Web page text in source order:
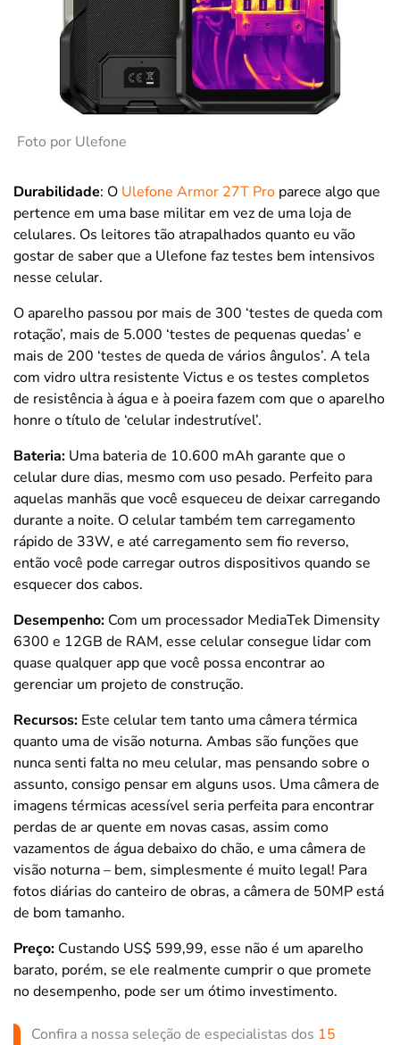
Foto por Ulefone
Durabilidade: O Ulefone Armor 27T Pro parece algo que
pertence em uma base militar em vez de uma loja de
celulares. Os leitores tão atrapalhados quanto eu vão
gostar de saber que a Ulefone faz testes bem intensivos
nesse celular.
O aparelho passou por mais de 300 ‘testes de queda com
rotação’, mais de 5.000 ‘testes de pequenas quedas’ e
mais de 200 ‘testes de queda de vários ângulos’. A tela
com vidro ultra resistente Victus e os testes completos
de resistência à água e à poeira fazem com que o aparelho
honre o título de ‘celular indestrutível’.
Bateria: Uma bateria de 10.600 mAh garante que o
celular dure dias, mesmo com uso pesado. Perfeito para
aquelas manhãs que você esqueceu de deixar carregando
durante a noite. O celular também tem carregamento
rápido de 33W, e até carregamento sem fio reverso,
então você pode carregar outros dispositivos quando se
esquecer dos cabos.
Desempenho: Com um processador MediaTek Dimensity
6300 e 12GB de RAM, esse celular consegue lidar com
quase qualquer app que você possa encontrar ao
gerenciar um projeto de construção.
Recursos: Este celular tem tanto uma câmera térmica
quanto uma de visão noturna. Ambas são funções que
nunca senti falta no meu celular, mas pensando sobre o
assunto, consigo pensar em alguns usos. Uma câmera de
imagens térmicas acessível seria perfeita para encontrar
perdas de ar quente em novas casas, assim como
vazamentos de água debaixo do chão, e uma câmera de
visão noturna – bem, simplesmente é muito legal! Para
fotos diárias do canteiro de obras, a câmera de 50MP está
de bom tamanho.
Preço: Custando US$ 599,99, esse não é um aparelho
barato, porém, se ele realmente cumprir o que promete
no desempenho, pode ser um ótimo investimento.
Confira a nossa seleção de especialistas dos 15